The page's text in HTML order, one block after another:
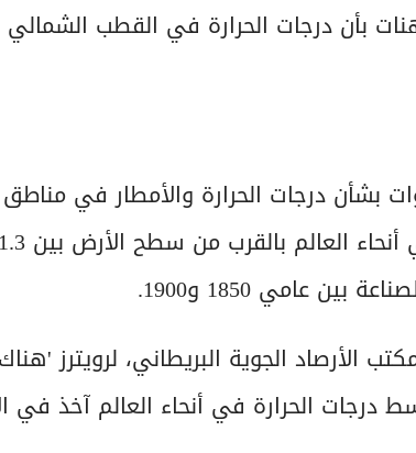
بأن درجات الحرارة في القطب الشمالي
بشأن درجات الحرارة والأمطار في مناطق
عامي 1850 و1900.
الجوية البريطاني، لرويترز
الحرارة في أنحاء العالم آخذ في